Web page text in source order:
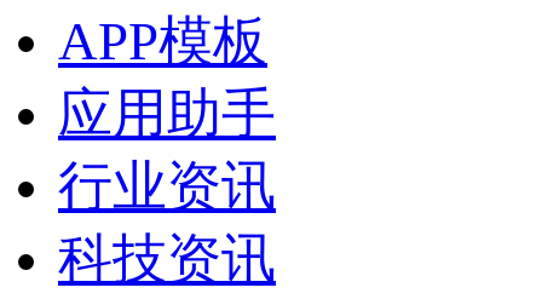
APP模板
应用助手
行业资讯
科技资讯